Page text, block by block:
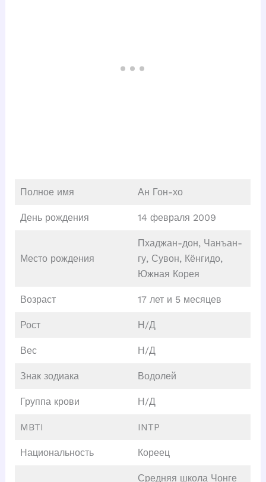
Полное имя Ан Гон-хо
День рождения 14 февраля 2009
Место рождения
Пхаджан-дон, Чанъан-
гу, Сувон, Кёнгидо,
Южная Корея
Возраст 17 лет и 5 месяцев
Рост Н/Д
Вес Н/Д
Знак зодиака Водолей
Группа крови Н/Д
MBTI INTP
Национальность Кореец
Средняя школа Чонге